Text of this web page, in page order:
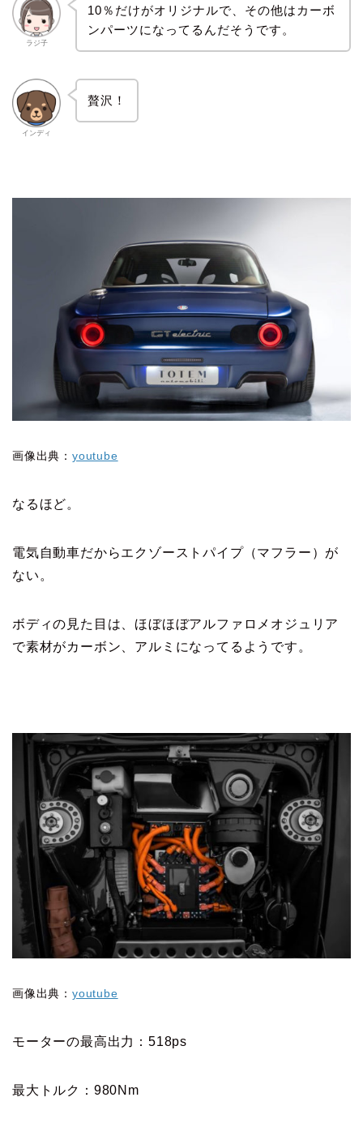
ラジ子
10％だけがオリジナルで、その他はカーボ
ンパーツになってるんだそうです。
インディ
贅沢！
画像出典： youtube
なるほど。
電気自動車だからエクゾーストパイプ（マフラー）が
ない。
ボディの見た目は、ほぼほぼアルファロメオジュリア
で素材がカーボン、アルミになってるようです。
画像出典： youtube
モーターの最高出力：518ps
最大トルク：980Nm